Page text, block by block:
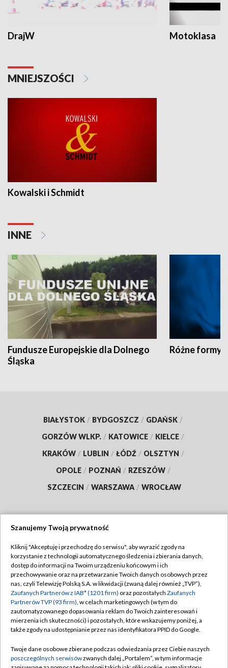
DrajW Motoklasa
MNIEJSZOŚCI
Kowalski i Schmidt
INNE
Fundusze Europejskie dla Dolnego
Śląska
Różne formy
BIAŁYSTOK / BYDGOSZCZ / GDAŃSK /
GORZÓW WLKP. / KATOWICE / KIELCE /
KRAKÓW / LUBLIN / ŁÓDŹ / OLSZTYN /
OPOLE / POZNAŃ / RZESZÓW /
SZCZECIN / WARSZAWA / WROCŁAW
TVP
Abonament TVP
Emisja w TVP
Centrum informacji TVP
Naziemna Telewizja Cyfrowa
Rada Programowa
Regulamin TVP
Polityka prywatności
Moje zgody
Pomoc
Kontakt
Szanujemy Twoją prywatność
Kliknij "Akceptuję i przechodzę do serwisu", aby wyrazić zgody na
korzystanie z technologii automatycznego śledzenia i zbierania danych,
dostęp do informacji na Twoim urządzeniu końcowym i ich
przechowywanie oraz na przetwarzanie Twoich danych osobowych przez
nas, czyli Telewizję Polską S.A. w likwidacji (zwaną dalej również „TVP”),
Zaufanych Partnerów z IAB* (1201 firm) oraz pozostałych Zaufanych
Partnerów TVP (93 firm), w celach marketingowych (w tym do
zautomatyzowanego dopasowania reklam do Twoich zainteresowań i
mierzenia ich skuteczności) i pozostałych, które wskazujemy poniżej, a
także zgody na udostępnianie przez nas identyfikatora PPID do Google.
Twoje dane osobowe zbierane podczas odwiedzania przez Ciebie naszych
poszczególnych serwisówzwanych dalej „Portalem”, w tym informacje